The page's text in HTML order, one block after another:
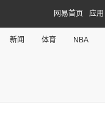
网易首页 应用
新闻 体育 NBA